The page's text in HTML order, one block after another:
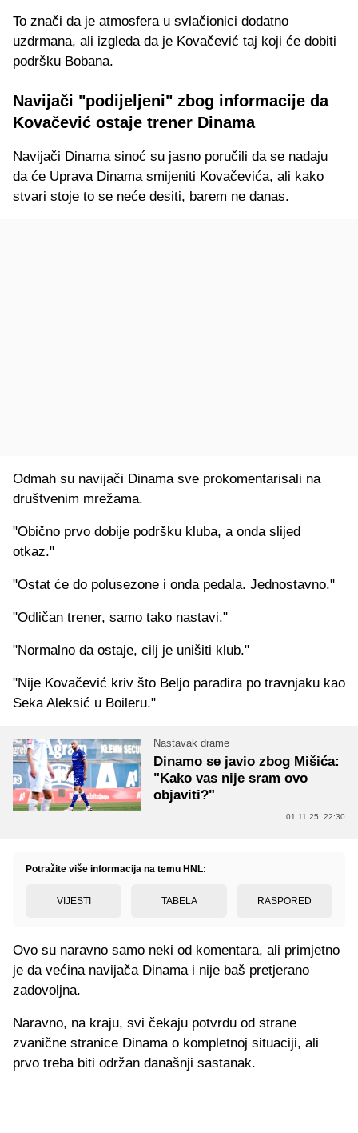
To znači da je atmosfera u svlačionici dodatno
uzdrmana, ali izgleda da je Kovačević taj koji će dobiti
podršku Bobana.
Navijači "podijeljeni" zbog informacije da
Kovačević ostaje trener Dinama
Navijači Dinama sinoć su jasno poručili da se nadaju
da će Uprava Dinama smijeniti Kovačevića, ali kako
stvari stoje to se neće desiti, barem ne danas.
Odmah su navijači Dinama sve prokomentarisali na
društvenim mrežama.
"Obično prvo dobije podršku kluba, a onda slijed
otkaz."
"Ostat će do polusezone i onda pedala. Jednostavno."
"Odličan trener, samo tako nastavi."
"Normalno da ostaje, cilj je unišiti klub."
"Nije Kovačević kriv što Beljo paradira po travnjaku kao
Seka Aleksić u Boileru."
Nastavak drame
Dinamo se javio zbog Mišića:
"Kako vas nije sram ovo
objaviti?"
01.11.25. 22:30
Potražite više informacija na temu HNL:
VIJESTI TABELA RASPORED
Ovo su naravno samo neki od komentara, ali primjetno
je da većina navijača Dinama i nije baš pretjerano
zadovoljna.
Naravno, na kraju, svi čekaju potvrdu od strane
zvanične stranice Dinama o kompletnoj situaciji, ali
prvo treba biti održan današnji sastanak.